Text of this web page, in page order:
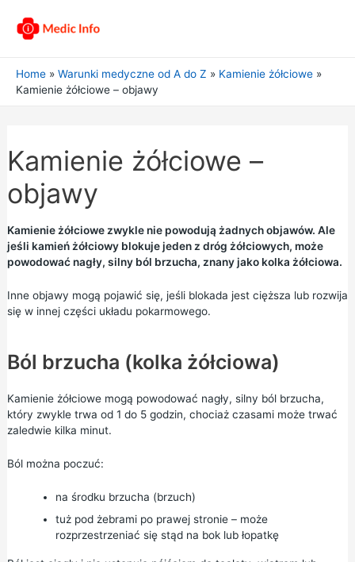
Home Warunki medyczne od A do Z
Kamienie żółciowe
Kamienie żółciowe – objawy
Kamienie żółciowe –
objawy
Kamienie żółciowe zwykle nie powodują żadnych objawów. Ale
jeśli kamień żółciowy blokuje jeden z dróg żółciowych, może
powodować nagły, silny ból brzucha, znany jako kolka żółciowa.
Inne objawy mogą pojawić się, jeśli blokada jest cięższa lub rozwija
się w innej części układu pokarmowego.
Ból brzucha (kolka żółciowa)
Kamienie żółciowe mogą powodować nagły, silny ból brzucha,
który zwykle trwa od 1 do 5 godzin, chociaż czasami może trwać
zaledwie kilka minut.
Ból można poczuć:
na środku brzucha (brzuch)
tuż pod żebrami po prawej stronie – może
rozprzestrzeniać się stąd na bok lub łopatkę